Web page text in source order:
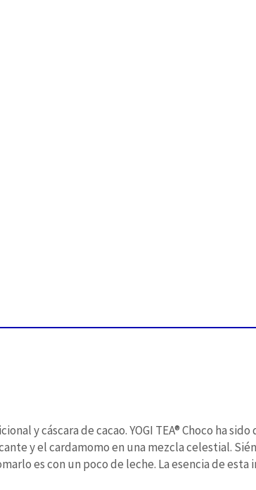
y cáscara de cacao. YOGI TEA® Choco ha
y el cardamomo en una mezcla celestial.
es con un poco de leche. La esencia de esta